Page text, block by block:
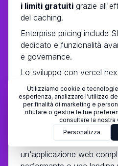
i limiti gratuiti grazie
del caching.
Enterprise pricing include
dedicato e funzionalità
e governance.
Lo sviluppo con vercel
eccellenti, developer
scalabilità enterprise. Per
concetti in progetti
professionisti che
l'ecosistema. Che tu abbia
un'applicazione web
Utilizziamo cookie e
esperienza, analizzare l’utilizzo
per finalità di marketing e
rifiutare o gestire le tue
consultare la nostra
Personalizza